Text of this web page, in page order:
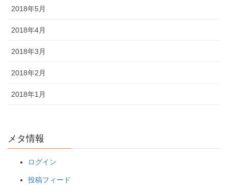
2018年5月
2018年4月
2018年3月
2018年2月
2018年1月
メタ情報
ログイン
投稿フィード